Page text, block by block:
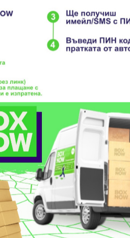
Летни Продукти